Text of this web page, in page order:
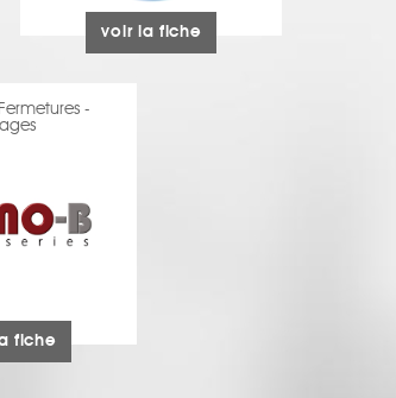
voir la fiche
Fermetures -
fiche